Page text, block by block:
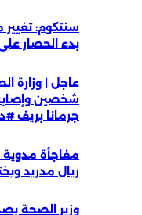
بدء الحصار على
عاجل | وزارة
جرمانا بريف
مفاجأة مدوية
ريال مدريد
وزير الصحة